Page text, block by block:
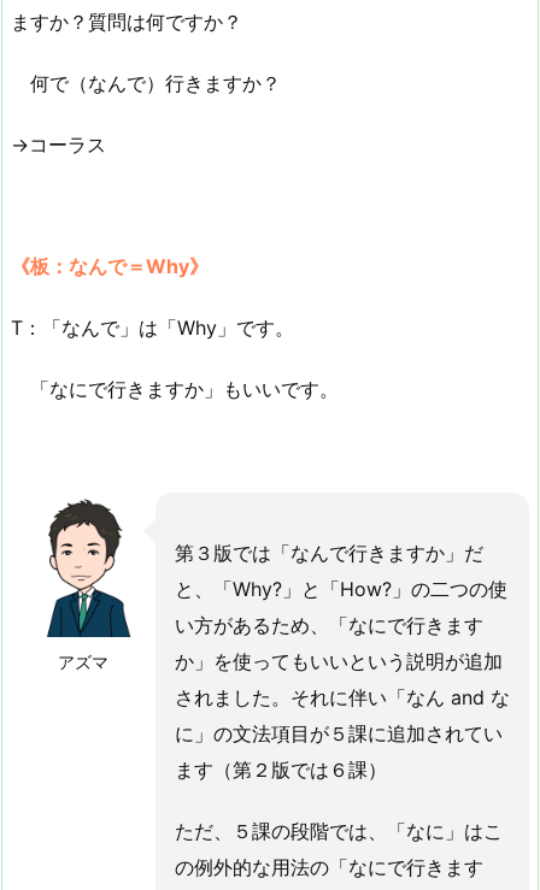
ますか？質問は何ですか？
何で（なんで）行きますか？
→コーラス
《板：なんで＝Why》
T：「なんで」は「Why」です。
「なにで行きますか」もいいです。
アズマ
第３版では「なんで行きますか」だ
と、「Why?」と「How?」の二つの使
い方があるため、「なにで行きます
か」を使ってもいいという説明が追加
されました。それに伴い「なん and な
に」の文法項目が５課に追加されてい
ます（第２版では６課）
ただ、５課の段階では、「なに」はこ
の例外的な用法の「なにで行きます